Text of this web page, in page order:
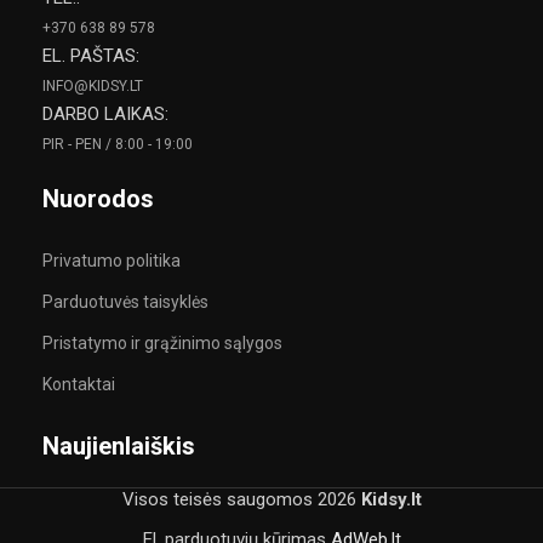
+370 638 89 578
EL. PAŠTAS:
INFO@KIDSY.LT
DARBO LAIKAS:
PIR - PEN / 8:00 - 19:00
Nuorodos
Privatumo politika
Parduotuvės taisyklės
Pristatymo ir grąžinimo sąlygos
Kontaktai
Naujienlaiškis
Visos teisės saugomos 2026 Kidsy.lt